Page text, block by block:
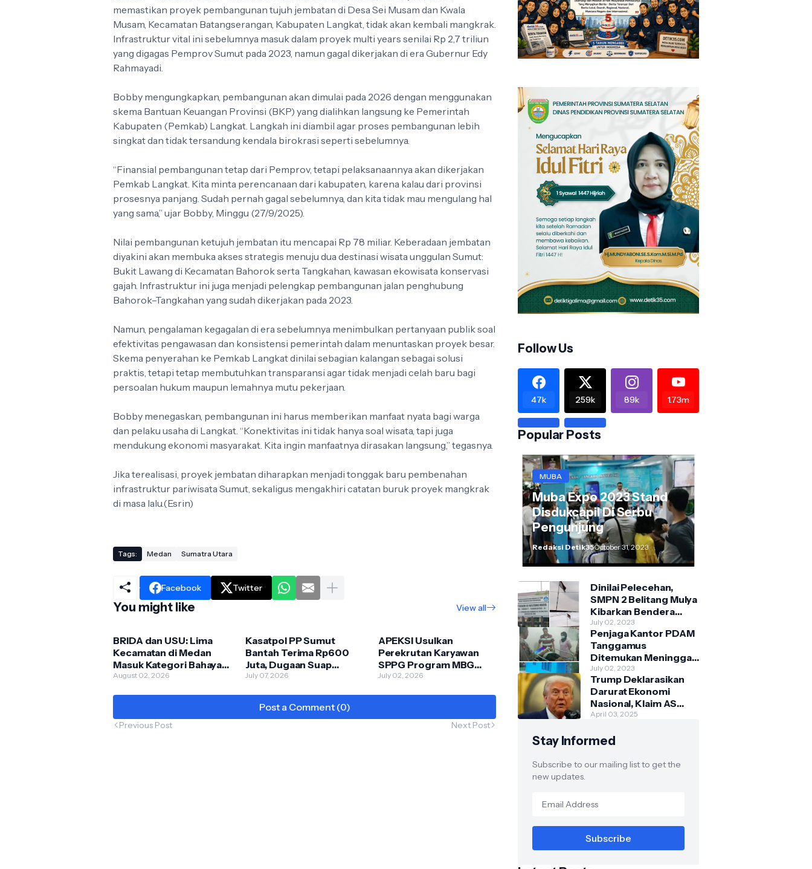
memastikan proyek pembangunan tujuh jembatan di Desa Sei Musam dan Kwala
Musam, Kecamatan Batangserangan, Kabupaten Langkat, tidak akan kembali mangkrak.
Infrastruktur vital ini sebelumnya masuk dalam proyek multi years senilai Rp 2,7 triliun
yang digagas Pemprov Sumut pada 2023, namun gagal dikerjakan di era Gubernur Edy
Rahmayadi.
Bobby mengungkapkan, pembangunan akan dimulai pada 2026 dengan menggunakan
skema Bantuan Keuangan Provinsi (BKP) yang dialihkan langsung ke Pemerintah
Kabupaten (Pemkab) Langkat. Langkah ini diambil agar proses pembangunan lebih
singkat dan tidak tersandung kendala birokrasi seperti sebelumnya.
“Finansial pembangunan tetap dari Pemprov, tetapi pelaksanaannya akan dikerjakan
Pemkab Langkat. Kita minta perencanaan dari kabupaten, karena kalau dari provinsi
prosesnya panjang. Sudah pernah gagal sebelumnya, dan kita tidak mau mengulang hal
yang sama,” ujar Bobby, Minggu (27/9/2025).
Nilai pembangunan ketujuh jembatan itu mencapai Rp 78 miliar. Keberadaan jembatan
diyakini akan membuka akses strategis menuju dua destinasi wisata unggulan Sumut:
Bukit Lawang di Kecamatan Bahorok serta Tangkahan, kawasan ekowisata konservasi
gajah. Infrastruktur ini juga menjadi pelengkap pembangunan jalan penghubung
Bahorok–Tangkahan yang sudah dikerjakan pada 2023.
Namun, pengalaman kegagalan di era sebelumnya menimbulkan pertanyaan publik soal
efektivitas pengawasan dan konsistensi pemerintah dalam menuntaskan proyek besar.
Skema penyerahan ke Pemkab Langkat dinilai sebagian kalangan sebagai solusi
praktis, tetapi tetap membutuhkan transparansi agar tidak menjadi celah baru bagi
persoalan hukum maupun lemahnya mutu pekerjaan.
Bobby menegaskan, pembangunan ini harus memberikan manfaat nyata bagi warga
dan pelaku usaha di Langkat. “Konektivitas ini tidak hanya soal wisata, tapi juga
mendukung ekonomi masyarakat. Kita ingin manfaatnya dirasakan langsung,” tegasnya.
Jika terealisasi, proyek jembatan diharapkan menjadi tonggak baru pembenahan
infrastruktur pariwisata Sumut, sekaligus mengakhiri catatan buruk proyek mangkrak
di masa lalu.(Esrin)
Tags: Medan Sumatra Utara
Facebook Twitter
You might like View all
BRIDA dan USU: Lima
Kecamatan di Medan
Masuk Kategori Bahaya
Narkoba, Medan Johor
August 02, 2026
Kasatpol PP Sumut
Bantah Terima Rp600
Juta, Dugaan Suap
Proyek Smartboard
Terungkap di
Persidangan
July 07, 2026
APEKSI Usulkan
Perekrutan Karyawan
SPPG Program MBG
Diprioritaskan untuk
July 02, 2026
Post a Comment (0)
Previous Post Next Post
Follow Us
47k 259k 89k 1.73m
Popular Posts
MUBA
Muba Expo 2023 Stand
Disdukcapil Di Serbu
Pengunjung
Redaksi Detik35October 31, 2023
Dinilai Pelecehan,
SMPN 2 Belitang Mulya
Kibarkan Bendera
Usang dan Sobek
July 02, 2023
Penjaga Kantor PDAM
Tanggamus
Ditemukan Meninggal
di Belakang Kantornya.
July 02, 2023
Trump Deklarasikan
Darurat Ekonomi
Nasional, Klaim AS
Terus Diperlakukan
Asing"
April 03, 2025
Stay Informed
Subscribe to our mailing list to get the
new updates.